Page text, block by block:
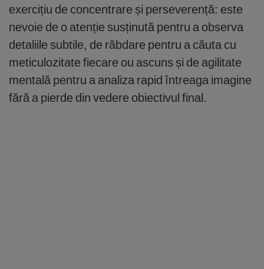
exercițiu de concentrare și perseverență: este
nevoie de o atenție susținută pentru a observa
detaliile subtile, de răbdare pentru a căuta cu
meticulozitate fiecare ou ascuns și de agilitate
mentală pentru a analiza rapid întreaga imagine
fără a pierde din vedere obiectivul final.